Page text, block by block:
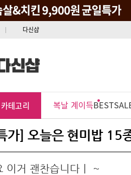
다신샵
테고리 복날 계이득BEST
가] 오늘은 현미밥 15
이거 괜찬습니다ㅣ ~